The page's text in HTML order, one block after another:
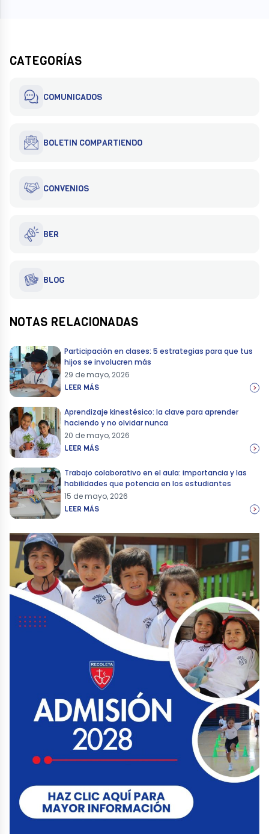
CATEGORÍAS
COMUNICADOS
BOLETIN COMPARTIENDO
CONVENIOS
BER
BLOG
NOTAS RELACIONADAS
Participación en clases: 5 estrategias para que tus
hijos se involucren más
29 de mayo, 2026
LEER MÁS
Aprendizaje kinestésico: la clave para aprender
haciendo y no olvidar nunca
20 de mayo, 2026
LEER MÁS
Trabajo colaborativo en el aula: importancia y las
habilidades que potencia en los estudiantes
15 de mayo, 2026
LEER MÁS